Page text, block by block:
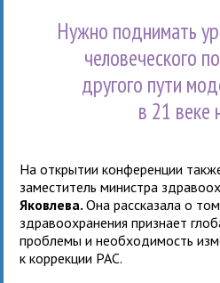
Нужно поднимать
человеческого
другого пути
в 21 веке
На открытии конференции
заместитель министра
Яковлева.Она рассказала о
здравоохранения признает
проблемы и необходимость
к коррекции РАС.